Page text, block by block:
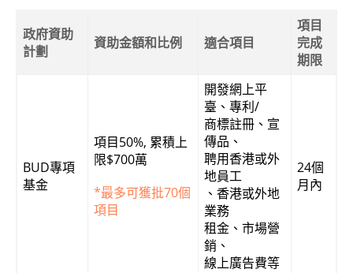
政府資助
計劃
資助金額和比例 適合項目
項目
完成
期限
BUD專項
基金
項目50%, 累積上
限$700萬
*最多可獲批70個
項目
開發網上平
臺、專利/
商標註冊、宣
傳品、
聘用香港或外
地員工
、香港或外地
業務
租金、市場營
銷、
線上廣告費等
24個
月內